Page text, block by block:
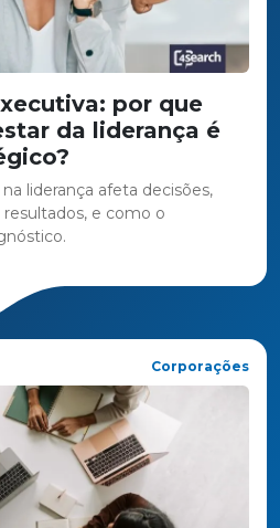
por que
da liderança é
liderança afeta decisões,
e como o
Corporações